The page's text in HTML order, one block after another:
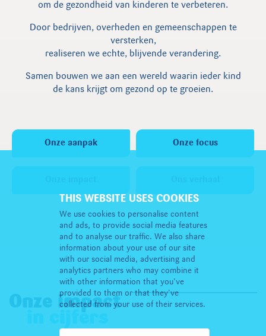
THIS WEBSITE USES COOKIES
We use cookies to personalise content
and ads, to provide social media features
and to analyse our traffic. We also share
information about your use of our site
with our social media, advertising and
analytics partners who may combine it
with other information that you’ve
provided to them or that they’ve
collected from your use of their services.
om de gezondheid van kinderen te verbeteren.
Door bedrijven, overheden en gemeenschappen te
versterken,
realiseren we echte, blijvende verandering.
Samen bouwen we aan een wereld waarin ieder kind
de kans krijgt om gezond op te groeien.
Onze aanpak Onze focus
Onze impact